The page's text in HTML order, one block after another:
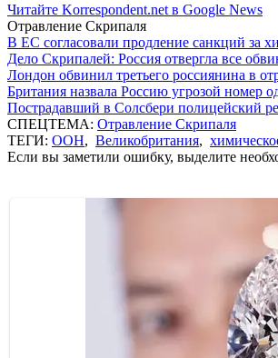
Читайте Korrespondent.net в Google News
Отравление Скрипаля
В ЕС согласовали продление санкций за
Дело Скрипалей: Россия отвергла все
Лондон обвинил третьего россиянина в
Британия назвала Россию угрозой номер
Пострадавший в Солсбери полицейский
СПЕЦТЕМА: Отравление Скрипаля
ТЕГИ: ООН, Великобритания,
Если вы заметили ошибку, выделите